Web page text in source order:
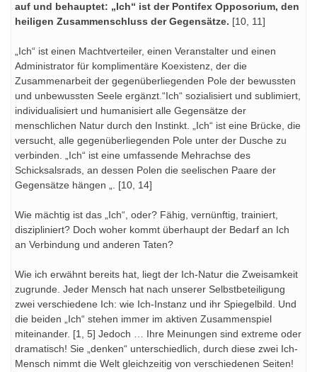
auf und behauptet: „Ich“ ist der Pontifex Opposorium, den
heiligen Zusammenschluss der Gegensätze. [10, 11]
„Ich“ ist einen Machtverteiler, einen Veranstalter und einen
Administrator für komplimentäre Koexistenz, der die
Zusammenarbeit der gegenüberliegenden Pole der bewussten
und unbewussten Seele ergänzt.“Ich“ sozialisiert und sublimiert,
individualisiert und humanisiert alle Gegensätze der
menschlichen Natur durch den Instinkt. „Ich“ ist eine Brücke, die
versucht, alle gegenüberliegenden Pole unter der Dusche zu
verbinden. „Ich“ ist eine umfassende Mehrachse des
Schicksalsrads, an dessen Polen die seelischen Paare der
Gegensätze hängen „. [10, 14]
Wie mächtig ist das „Ich“, oder? Fähig, vernünftig, trainiert,
diszipliniert? Doch woher kommt überhaupt der Bedarf an Ich
an Verbindung und anderen Taten?
Wie ich erwähnt bereits hat, liegt der Ich-Natur die Zweisamkeit
zugrunde. Jeder Mensch hat nach unserer Selbstbeteiligung
zwei verschiedene Ich: wie Ich-Instanz und ihr Spiegelbild. Und
die beiden „Ich“ stehen immer im aktiven Zusammenspiel
miteinander. [1, 5] Jedoch … Ihre Meinungen sind extreme oder
dramatisch! Sie „denken“ unterschiedlich, durch diese zwei Ich-
Mensch nimmt die Welt gleichzeitig von verschiedenen Seiten!